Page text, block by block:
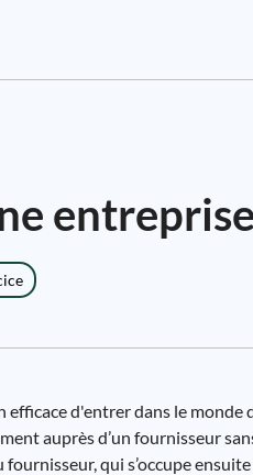
d'entrer dans le
auprès d’un fournisseur
qui s’occupe